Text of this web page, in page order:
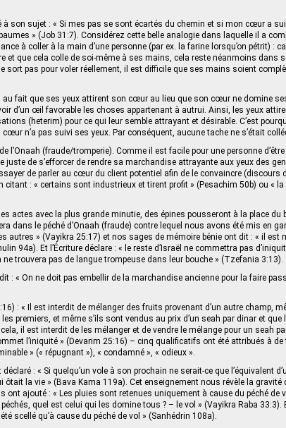
à son sujet : « Si mes pas se sont écartés du chemin et si mon cœur a
» (Job 31:7). Considérez cette belle analogie dans laquelle il a
à coller à la main d’une personne (par ex. la farine lorsqu’on pétrit) :
et que cela colle de soi-même à ses mains, cela reste néanmoins dans
sort pas pour voler réellement, il est difficile que ses mains soient
au fait que ses yeux attirent son cœur au lieu que son cœur ne domine
d’un œil favorable les choses appartenant à autrui. Ainsi, les yeux
(heterim) pour ce qui leur semble attrayant et désirable. C’est
n’a pas suivi ses yeux. Par conséquent, aucune tache ne s’était
l’Onaah (fraude/tromperie). Comme il est facile pour une personne
juste de s’efforcer de rendre sa marchandise attrayante aux yeux des
de parler au cœur du client potentiel afin de le convaincre (discours
citant : « certains sont industrieux et tirent profit » (Pesachim 50b) ou «
actes avec la plus grande minutie, des épines pousseront à la place du
dans le péché d’Onaah (fraude) contre lequel nous avons été mis en
autres » (Vayikra 25:17) et nos sages de mémoire bénie ont dit : « il est
94a). Et l’Écriture déclare : « le reste d’Israël ne commettra pas
trouvera pas de langue trompeuse dans leur bouche » (Tzefania 3:13).
: « On ne doit pas embellir de la marchandise ancienne pour la faire
: « Il est interdit de mélanger des fruits provenant d’un autre champ,
premiers, et même s’ils sont vendus au prix d’un seah par dinar et que
il est interdit de les mélanger et de vendre le mélange pour un seah
l’iniquité » (Devarim 25:16) – cinq qualificatifs ont été attribués à de
» (« répugnant »), « condamné », « odieux ».
: « Si quelqu’un vole à son prochain ne serait-ce que l’équivalent
ôtait la vie » (Bava Kama 119a). Cet enseignement nous révèle la gravité
ont ajouté : « Les pluies sont retenues uniquement à cause du péché de
quel est celui qui les domine tous ? – le vol » (Vayikra Raba 33:3).
scellé qu’à cause du péché de vol » (Sanhédrin 108a).